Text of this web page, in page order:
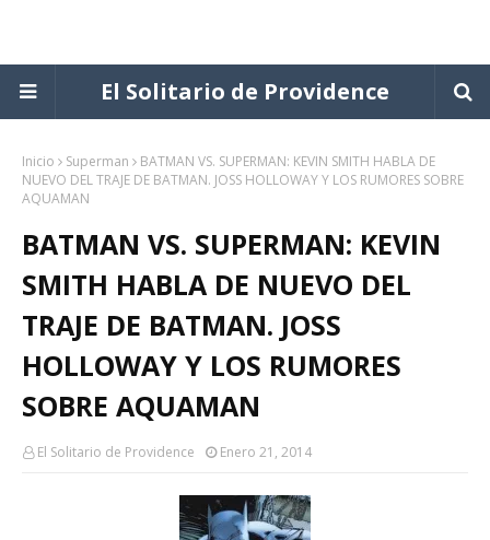
El Solitario de Providence
Inicio Superman
BATMAN VS. SUPERMAN: KEVIN SMITH HABLA DE
NUEVO DEL TRAJE DE BATMAN. JOSS HOLLOWAY Y LOS RUMORES SOBRE
AQUAMAN
BATMAN VS. SUPERMAN: KEVIN
SMITH HABLA DE NUEVO DEL
TRAJE DE BATMAN. JOSS
HOLLOWAY Y LOS RUMORES
SOBRE AQUAMAN
El Solitario de Providence Enero 21, 2014